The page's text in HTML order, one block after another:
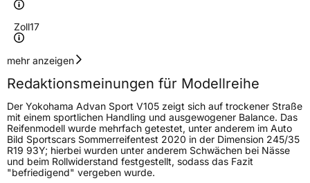
Zoll17
Geschwindigkeitsindex
Höchstgeschwindigkeit
300 km/h
Lastindex96
Höchstlast710 kg
Generelle Merkmale
mehr anzeigen
Redaktionsmeinungen für Modellreihe
Der Yokohama Advan Sport V105 zeigt sich auf trockener Straße
mit einem sportlichen Handling und ausgewogener Balance. Das
Reifenmodell wurde mehrfach getestet, unter anderem im Auto
Bild Sportscars Sommerreifentest 2020 in der Dimension 245/35
R19 93Y; hierbei wurden unter anderem Schwächen bei Nässe
und beim Rollwiderstand festgestellt, sodass das Fazit
"befriedigend" vergeben wurde.